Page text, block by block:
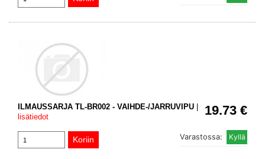
19.73 €
ILMAUSSARJA TL-BR002 - VAIHDE-/JARRUVIPU |
lisätiedot
Varastossa: